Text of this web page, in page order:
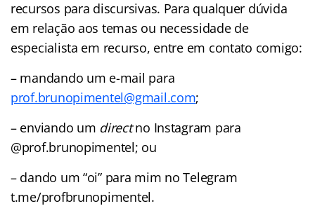
recursos para discursivas. Para qualquer dúvida
em relação aos temas ou necessidade de
especialista em recurso, entre em contato comigo:
– mandando um e-mail para
prof.brunopimentel@gmail.com;
– enviando um directno Instagram para
@prof.brunopimentel; ou
– dando um “oi” para mim no Telegram
t.me/profbrunopimentel.